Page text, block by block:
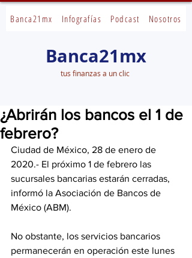
Banca21mx Infografías Podcast Nosotros
Banca21mx
tus finanzas a un clic
¿Abrirán los bancos el 1 de
febrero?
Ciudad de México, 28 de enero de
2020.- El próximo 1 de febrero las
sucursales bancarias estarán cerradas,
informó la Asociación de Bancos de
México (ABM).
No obstante, los servicios bancarios
permanecerán en operación este lunes